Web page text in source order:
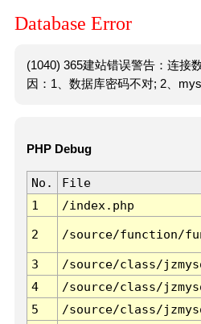
Database Error
(1040) 365建站错误警告：连接
因：1、数据库密码不对; 2、
PHP Debug
No. File
1
/index.php
2 /source/function/
3 /source/class/
4
/source/class/
5
/source/class/